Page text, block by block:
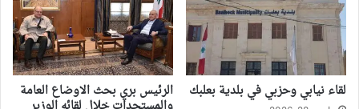
لقاء نيابي وحزبي في بلدية بعلبك الرئيس بري بحث الاوضاع العامة